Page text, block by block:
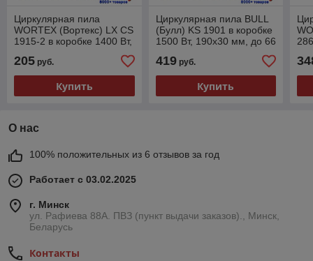
Циркулярная пила
WORTEX (Вортекс) LX CS
1915-2 в коробке 1400 Вт,
205 руб.
Купить
Циркулярная пила BULL
(Булл) KS 1901 в коробке
1500 Вт, 190х30 мм, до 66
419руб.
Купить
О нас
100% положительных из 6 отзывов за год
Работает с 03.02.2025
г. Минск
ул. Рафиева 88А. ПВЗ (пункт выдачи заказов)., Минск,
Беларусь
Контакты